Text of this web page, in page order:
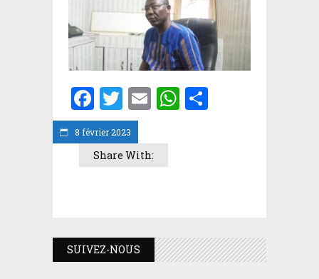
8 février 2023
Facebook
Twitter
EmailWhatsApp
Share With:
SUIVEZ-NOUS